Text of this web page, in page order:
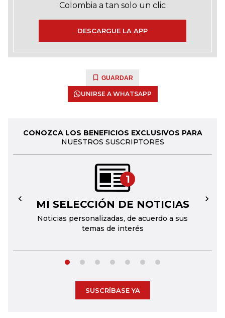
Colombia a tan solo un clic
DESCARGUE LA APP
GUARDAR
UNIRSE A WHATSAPP
CONOZCA LOS BENEFICIOS EXCLUSIVOS PARA
NUESTROS SUSCRIPTORES
1
MI SELECCIÓN DE NOTICIAS
Noticias personalizadas, de acuerdo a sus
temas de interés
← →
SUSCRÍBASE YA